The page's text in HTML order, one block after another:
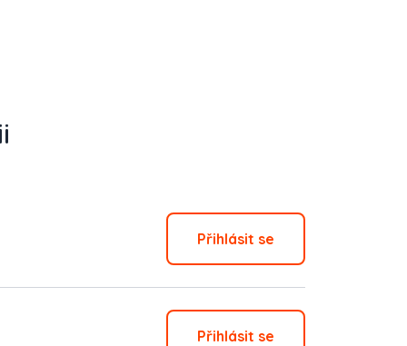
Přihlásit se
Přihlásit se